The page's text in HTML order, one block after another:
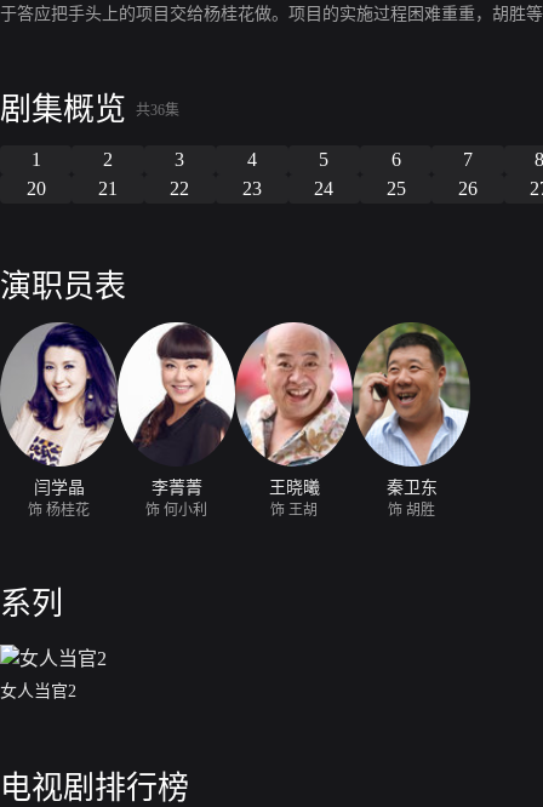
于答应把手头上的项目交给杨桂花做。项目的实施过程困难重重，胡胜
剧集概览 共36集
1 2 3 4 5 6 7
20
21 22 23 24 25 26
演职员表
闫学晶
饰 杨桂花
李菁菁
饰 何小利
王晓曦
饰 王胡
秦卫东
饰 胡胜
系列
女人当官2
电视剧排行榜